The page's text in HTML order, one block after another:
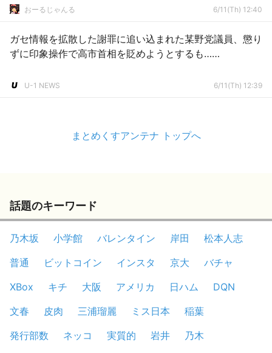
おーるじゃんる 6/11(Th) 12:40
ガセ情報を拡散した謝罪に追い込まれた某野党議員、懲り
ずに印象操作で高市首相を貶めようとするも……
U-1 NEWS 6/11(Th) 12:39
まとめくすアンテナ トップへ
話題のキーワード
乃木坂 小学館 バレンタイン 岸田
松本人志
普通
ビットコイン インスタ 京大
バチャ
XBox
キチ 大阪 アメリカ 日ハム
DQN
文春
皮肉 三浦瑠麗 ミス日本
稲葉
発行部数
ネッコ 実質的 岩井
乃木